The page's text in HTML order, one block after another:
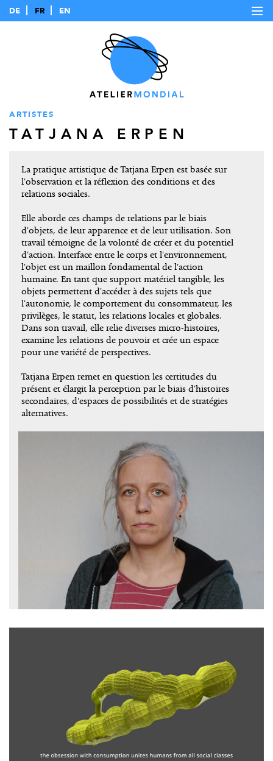
DE FR EN
ARTISTES
TATJANA ERPEN
La pratique artistique de Tatjana Erpen est basée sur
l'observation et la réflexion des conditions et des
relations sociales.
Elle aborde ces champs de relations par le biais
d'objets, de leur apparence et de leur utilisation. Son
travail témoigne de la volonté de créer et du potentiel
d'action. Interface entre le corps et l'environnement,
l'objet est un maillon fondamental de l'action
humaine. En tant que support matériel tangible, les
objets permettent d'accéder à des sujets tels que
l'autonomie, le comportement du consommateur, les
privilèges, le statut, les relations locales et globales.
Dans son travail, elle relie diverses micro-histoires,
examine les relations de pouvoir et crée un espace
pour une variété de perspectives.
Tatjana Erpen remet en question les certitudes du
présent et élargit la perception par le biais d'histoires
secondaires, d'espaces de possibilités et de stratégies
alternatives.